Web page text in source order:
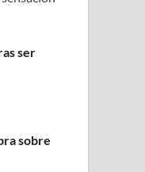
ser
sobre